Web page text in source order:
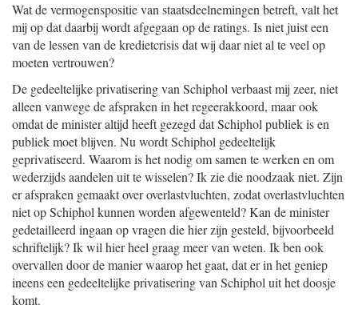
Wat de vermogenspositie van staatsdeelnemingen betreft, valt het
mij op dat daarbij wordt afgegaan op de ratings. Is niet juist een
van de lessen van de kredietcrisis dat wij daar niet al te veel op
moeten vertrouwen?
De gedeeltelijke privatisering van Schiphol verbaast mij zeer, niet
alleen vanwege de afspraken in het regeerakkoord, maar ook
omdat de minister altijd heeft gezegd dat Schiphol publiek is en
publiek moet blijven. Nu wordt Schiphol gedeeltelijk
geprivatiseerd. Waarom is het nodig om samen te werken en om
wederzijds aandelen uit te wisselen? Ik zie die noodzaak niet. Zijn
er afspraken gemaakt over overlastvluchten, zodat overlastvluchten
niet op Schiphol kunnen worden afgewenteld? Kan de minister
gedetailleerd ingaan op vragen die hier zijn gesteld, bijvoorbeeld
schriftelijk? Ik wil hier heel graag meer van weten. Ik ben ook
overvallen door de manier waarop het gaat, dat er in het geniep
ineens een gedeeltelijke privatisering van Schiphol uit het doosje
komt.